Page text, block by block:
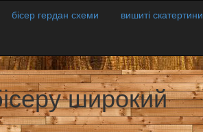
бісер гердан схеми вишиті скатертини
широкий